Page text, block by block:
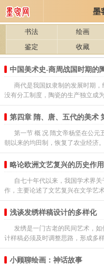
墨
书法 绘画
鉴定
收藏
中国美术史-商周战国时期的
商代是我国奴隶制的发展时期
没有分工制度，陶瓷的生产独立成为
第四章 隋、唐、五代的美术
第一节 概 况 隋文帝杨坚在公元
朝以来的均田制，恢复了农业经济。
略论欧洲文艺复兴的历史作用
自七十年代以来，我国学术界
作，主要论述了文艺复兴在文学艺术
浅谈发绣样稿设计的多样化
发绣是一门古老的民间艺术，
计样稿必须及时调整思路，形成多样
小顾聊绘画：神话故事